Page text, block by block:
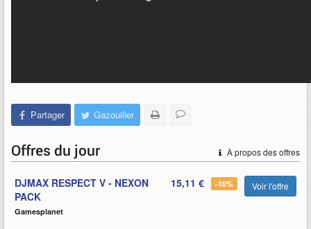
Partager Gazouiller
À propos des offres
Offres du jour
DJMAX RESPECT V - NEXON
PACK
Gamesplanet
15,11 € -10% Voir l'offre